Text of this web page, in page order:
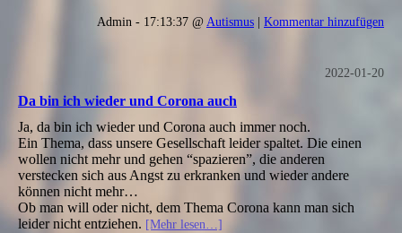
Admin - 17:13:37 @ Autismus | Kommentar hinzufügen
2022-01-20
Da bin ich wieder und Corona auch
Ja, da bin ich wieder und Corona auch immer noch.
Ein Thema, dass unsere Gesellschaft leider spaltet. Die einen
wollen nicht mehr und gehen “spazieren”, die anderen
verstecken sich aus Angst zu erkranken und wieder andere
können nicht mehr…
Ob man will oder nicht, dem Thema Corona kann man sich
leider nicht entziehen. [Mehr lesen…]